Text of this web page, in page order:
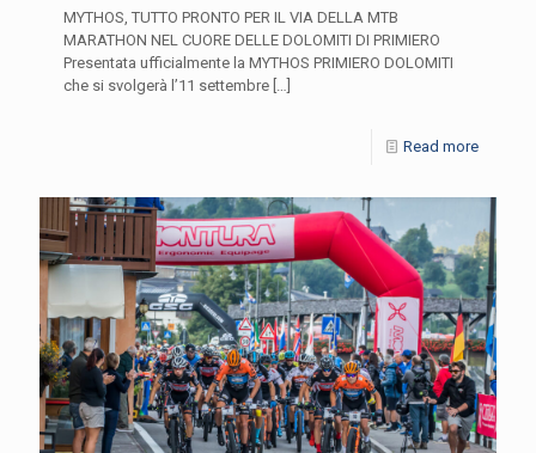
MYTHOS, TUTTO PRONTO PER IL VIA DELLA MTB
MARATHON NEL CUORE DELLE DOLOMITI DI PRIMIERO
Presentata ufficialmente la MYTHOS PRIMIERO DOLOMITI
che si svolgerà l’11 settembre […]
Read more